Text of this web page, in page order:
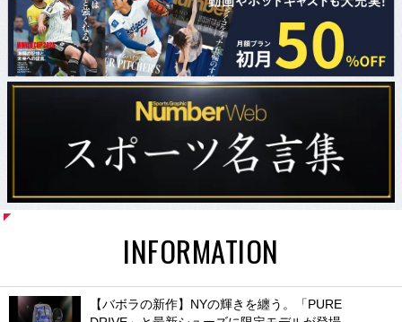
INFORMATION
【バボラの新作】NYの輝きを纏う。「PURE